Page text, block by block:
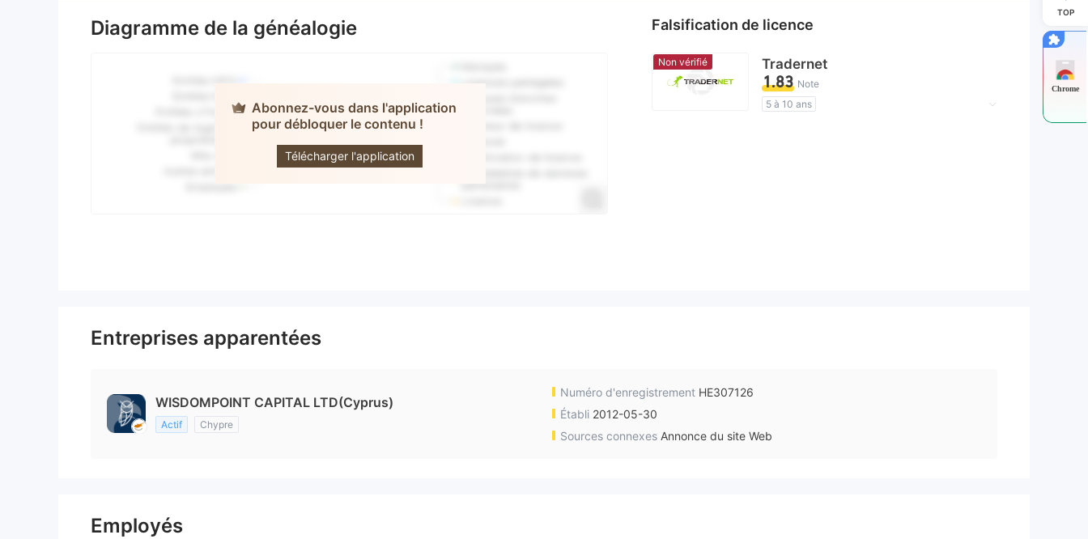
Diagramme de la généalogie
Abonnez-vous dans l'application
pour débloquer le contenu !
Télécharger l'application
WISDOMPOINT
CAPITAL
Falsification de licence
Non vérifié Tradernet
1.83 Note
5 à 10 ans
Entreprises apparentées
WISDOMPOINT CAPITAL LTD(Cyprus)
Actif Chypre
Numéro d'enregistrement HE307126
Établi 2012-05-30
Sources connexes Annonce du site Web
Employés
TOP
Chrome